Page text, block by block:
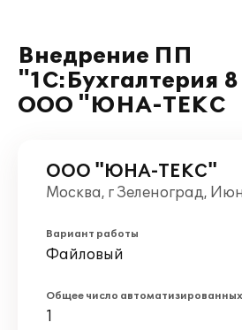
Внедрение ПП
"1С:Бухгалтерия
ООО "ЮНА-ТЕКС
ООО "ЮНА-ТЕКС"
Москва, г Зеленоград,
Вариант работы
Файловый
Общее число
1